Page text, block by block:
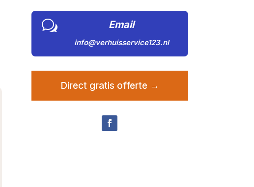
w Email
info@verhuisservice123.nl
Direct gratis offerte →